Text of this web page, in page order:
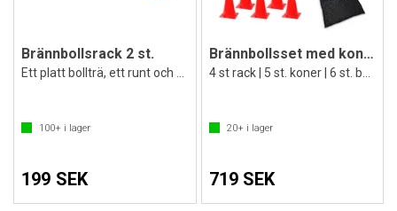
Brännbollsrack 2 st.
100+ i lager
199 SEK
Brännbollsset med koner
20+i lager
719 SEK